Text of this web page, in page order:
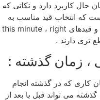
حال کاربرد دارد و نکاتی که
که انتخاب قید مناسب به
لحن و سبک نگارش شما بستگی دارد و قیدهای this minute ، right
کاری که در گذشته انجام
می تواند قبل یا بعد از